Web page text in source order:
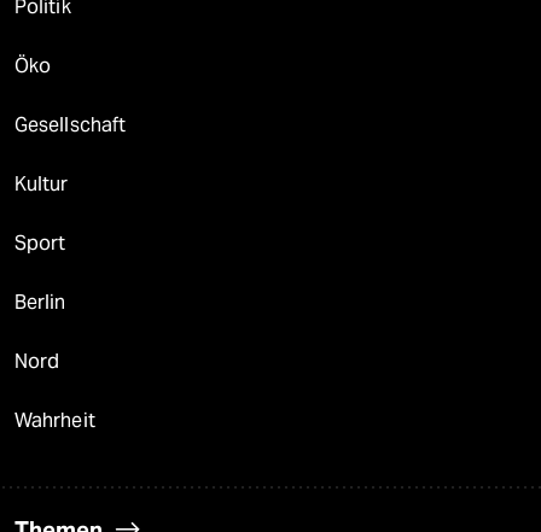
Politik
Öko
Gesellschaft
Kultur
Sport
Berlin
Nord
Wahrheit